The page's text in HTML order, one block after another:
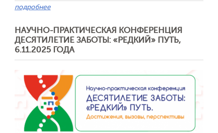
подробнее
НАУЧНО-ПРАКТИЧЕСКАЯ КОНФЕРЕНЦИЯ
ДЕСЯТИЛЕТИЕ ЗАБОТЫ: «РЕДКИЙ» ПУТЬ,
6.11.2025 ГОДА